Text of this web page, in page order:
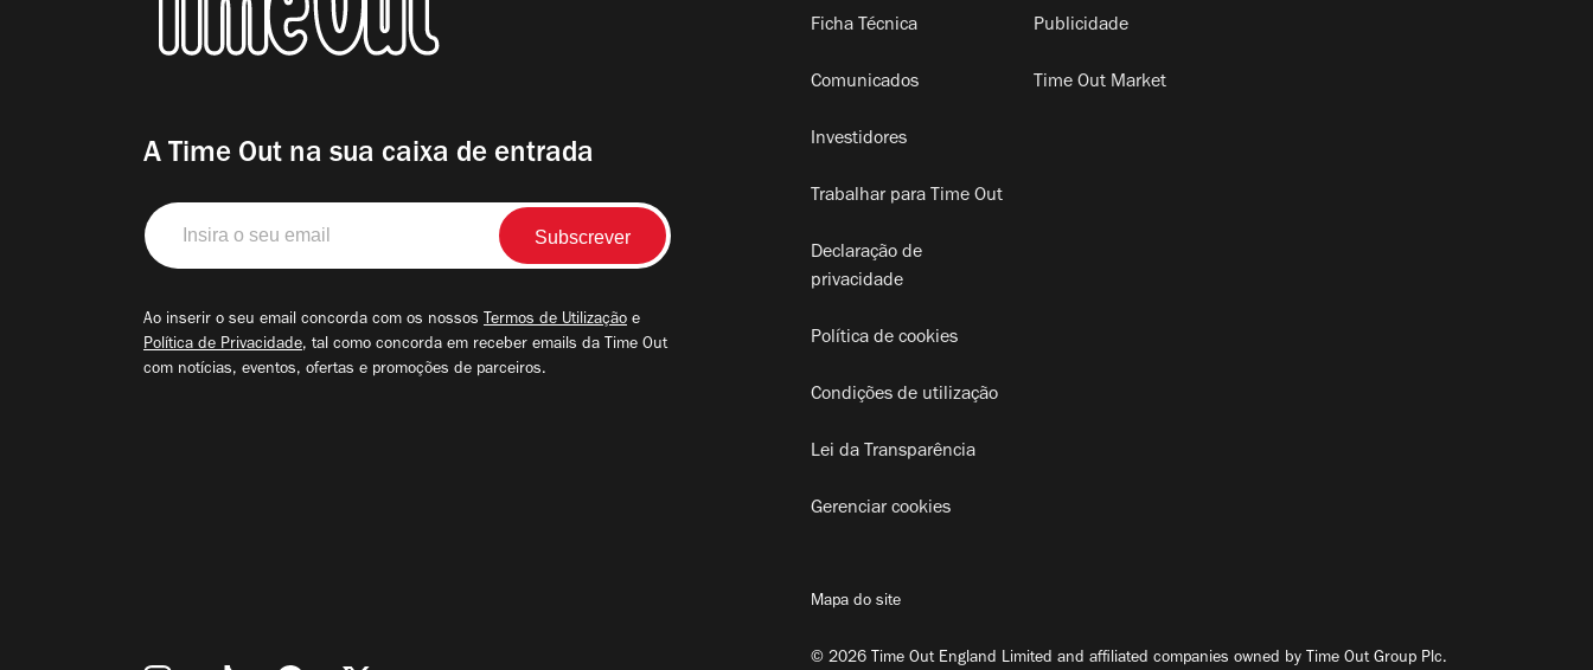
A Time Out na sua caixa de entrada
Insira
o
seu
Ao inserir o seu email concorda com os nossos Termos de Utilização e
Política de Privacidade, tal como concorda em receber emails da Time Out
com notícias, eventos, ofertas e promoções de parceiros.
Ficha Técnica
Comunicados
Investidores
Trabalhar para Time Out
Declaração de
privacidade
Política de cookies
Condições de utilização
Lei da Transparência
Gerenciar cookies
Publicidade
Time Out Market
Mapa do site
© 2026 Time Out England Limited and affiliated companies owned by Time Out Group Plc.